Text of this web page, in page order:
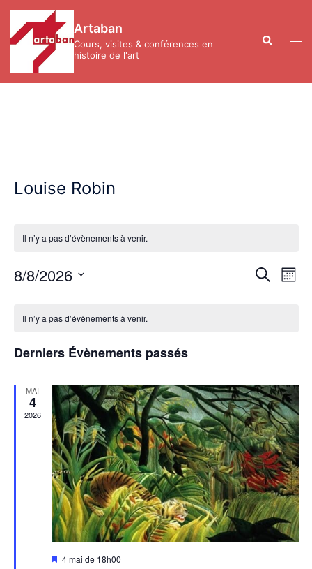
contenu
Artaban
Cours, visites & conférences en
histoire de l'art
Louise Robin
Il n’y a pas d’évènements à venir.
de
MOIS
8/8/2026
date.
de
Évènements
Il n’y a pas d’évènements à venir.
Derniers Évènements passés
MAI
4
2026
Mis
4 mai de 18h00